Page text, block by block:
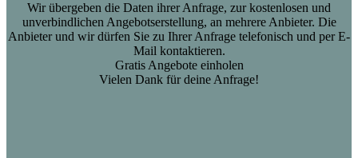
Wir übergeben die Daten ihrer Anfrage, zur kostenlosen und
unverbindlichen Angebotserstellung, an mehrere Anbieter. Die
Anbieter und wir dürfen Sie zu Ihrer Anfrage telefonisch und per E-
Mail kontaktieren.
Gratis Angebote einholen
Vielen Dank für deine Anfrage!